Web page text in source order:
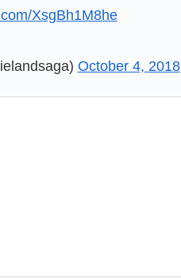
XsgBh1M8he
October 4, 2018